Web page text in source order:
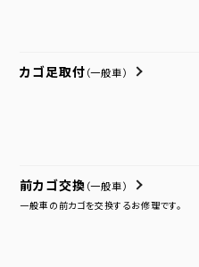
カゴ足取付 （一般車）
前カゴ交換 （一般車）
一般車の前カゴを交換するお修理です。